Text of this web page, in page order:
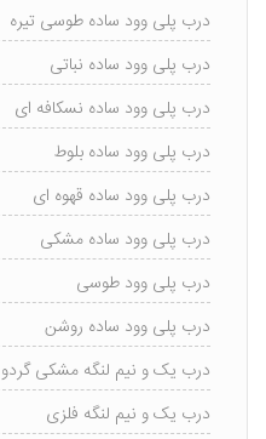
درب پلی وود ساده طوسی تیره
درب پلی وود ساده نباتی
درب پلی وود ساده نسکافه ای
درب پلی وود ساده بلوط
درب پلی وود ساده قهوه ای
درب پلی وود ساده مشکی
درب پلی وود طوسی
درب پلی وود ساده روشن
درب یک و نیم لنگه مشکی گردو
درب یک و نیم لنگه فلزی